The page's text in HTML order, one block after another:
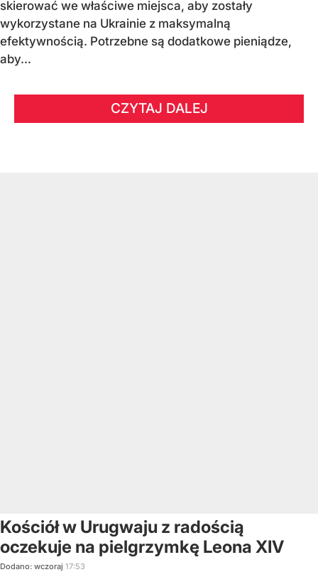
skierować we właściwe miejsca, aby zostały
wykorzystane na Ukrainie z maksymalną
efektywnością. Potrzebne są dodatkowe pieniądze,
aby...
CZYTAJ DALEJ
Kościół w Urugwaju z radością
oczekuje na pielgrzymkę Leona XIV
Dodano: wczoraj 17:53